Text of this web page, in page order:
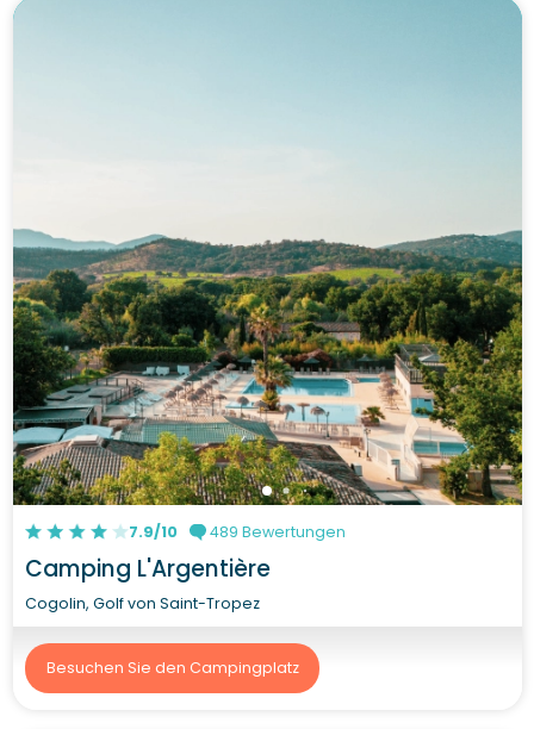
7.9/10 489 Bewertungen
Camping L'Argentière
Cogolin, Golf von Saint-Tropez
Besuchen Sie den Campingplatz